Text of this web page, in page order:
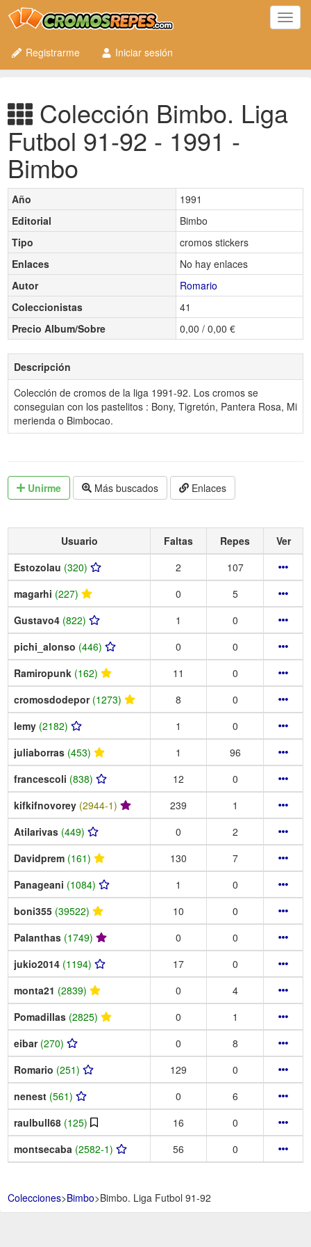
Registrarme
Iniciar sesión
Colección Bimbo. Liga
Futbol 91-92 - 1991 -
Bimbo
Año
1991
Editorial
Bimbo
Tipo
cromos stickers
Enlaces
No hay enlaces
Autor
Romario
Coleccionistas
41
Precio Album/Sobre
0,00 / 0,00 €
Descripción
Colección de cromos de la liga 1991-92. Los cromos se
conseguian con los pastelitos : Bony, Tigretón, Pantera Rosa, Mi
merienda o Bimbocao.
Unirme Más buscados Enlaces
Usuario Faltas Repes
Ver
Estozolau (320) 2
107
magarhi (227) 0
5
Gustavo4 (822) 1
0
pichi_alonso (446) 0
0
Ramiropunk (162) 11
0
cromosdodepor (1273) 8
0
lemy (2182) 1
0
juliaborras (453) 1
96
francescoli (838) 12
0
kifkifnovorey (2944-1) 239
1
Atilarivas (449) 0
2
Davidprem (161) 130
7
Panageani (1084) 1
0
boni355 (39522) 10
0
Palanthas (1749) 0
0
jukio2014 (1194) 17
0
monta21 (2839) 0
4
Pomadillas (2825) 0
1
eibar (270) 0
8
Romario (251) 129
0
nenest (561) 0
6
raulbull68 (125) 16
0
montsecaba (2582-1) 56 0
Colecciones>Bimbo>Bimbo. Liga Futbol 91-92